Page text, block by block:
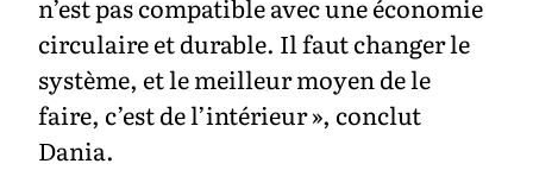
n’est pas compatible avec une économie
circulaire et durable. Il faut changer le
système, et le meilleur moyen de le
faire, c’est de l’intérieur », conclut
Dania.